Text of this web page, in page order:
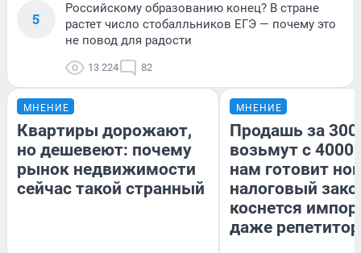
5
Российскому образованию конец? В стране
растет число стобалльников ЕГЭ — почему это
не повод для радости
13 224 82
МНЕНИЕ
Квартиры дорожают,
но дешевеют: почему
рынок недвижимости
сейчас такой странный
МНЕНИЕ
Продашь за
возьмут с
нам готовит
налоговый
коснется
даже